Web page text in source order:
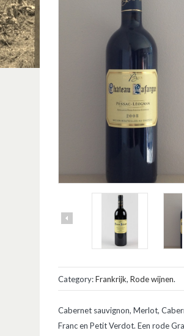
Category:Frankrijk, Rode wijnen.
Cabernet sauvignon, Merlot,
Franc en Petit Verdot. Een rode